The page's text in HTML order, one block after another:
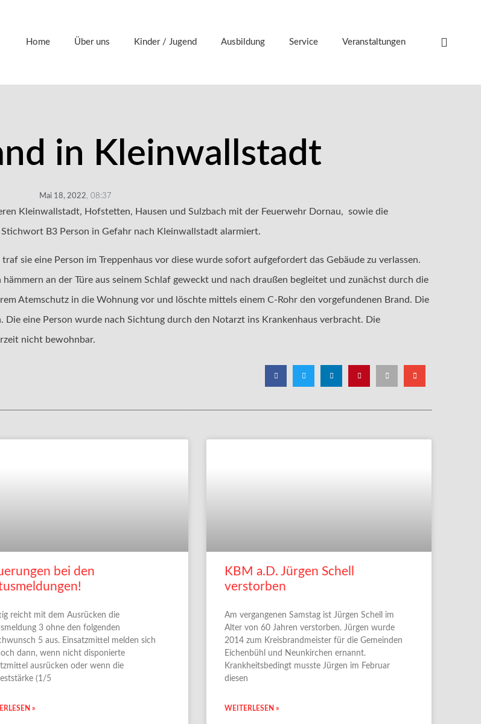
Home Über uns Kinder / Jugend Ausbildung Service Veranstaltungen
in Kleinwallstadt
Mai 18, 2022, 08:37
Kleinwallstadt, Hofstetten, Hausen und Sulzbach mit der Feuerwehr Dornau, sowie die
B3 Person in Gefahr nach Kleinwallstadt alarmiert.
sie eine Person im Treppenhaus vor diese wurde sofort aufgefordert das Gebäude zu verlassen.
an der Türe aus seinem Schlaf geweckt und nach draußen begleitet und zunächst durch die
Atemschutz in die Wohnung vor und löschte mittels einem C-Rohr den vorgefundenen Brand. Die
eine Person wurde nach Sichtung durch den Notarzt ins Krankenhaus verbracht. Die
nicht bewohnbar.
bei den
reicht mit dem Ausrücken die
3 ohne den folgenden
5 aus. Einsatzmittel melden sich
dann, wenn nicht disponierte
ausrücken oder wenn die
(1/5
»
KBM a.D. Jürgen Schell
verstorben
Am vergangenen Samstag ist Jürgen Schell im
Alter von 60 Jahren verstorben. Jürgen wurde
2014 zum Kreisbrandmeister für die Gemeinden
Eichenbühl und Neunkirchen ernannt.
Krankheitsbedingt musste Jürgen im Februar
diesen
WEITERLESEN »